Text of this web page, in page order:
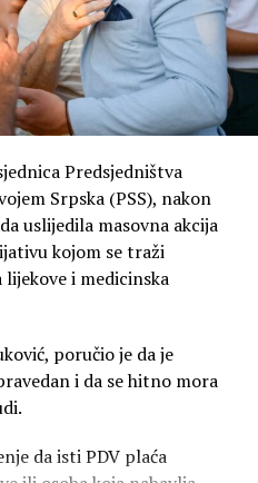
Predsjedništva
Srpska (PSS), nakon
uslijedila masovna akcija
kojom se traži
i medicinska
poručio je da je
i da se hitno mora
da isti PDV plaća